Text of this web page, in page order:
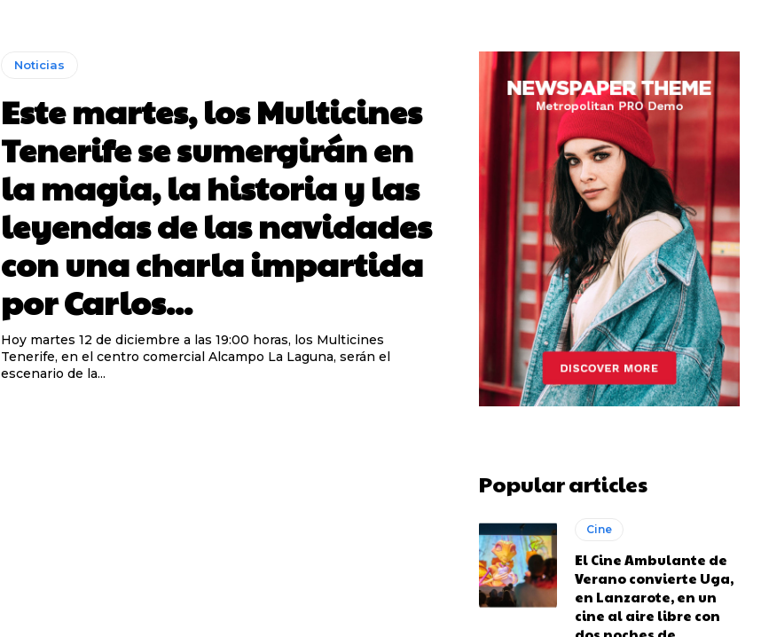
Noticias
Este martes, los Multicines
Tenerife se sumergirán en
la magia, la historia y las
leyendas de las navidades
con una charla impartida
por Carlos...
Hoy martes 12 de diciembre a las 19:00 horas, los Multicines
Tenerife, en el centro comercial Alcampo La Laguna, serán el
escenario de la...
Popular articles
Cine
El Cine Ambulante de
Verano convierte Uga,
en Lanzarote, en un
cine al aire libre con